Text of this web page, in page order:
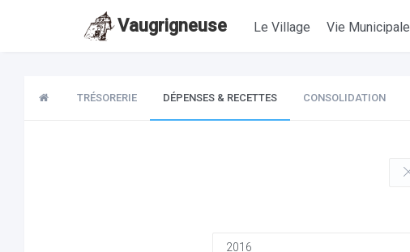
Vaugrigneuse Le Village Vie Municipale
TRÉSORERIE DÉPENSES & RECETTES CONSOLIDATION